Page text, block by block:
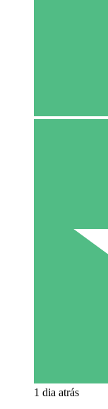
1 dia atrás